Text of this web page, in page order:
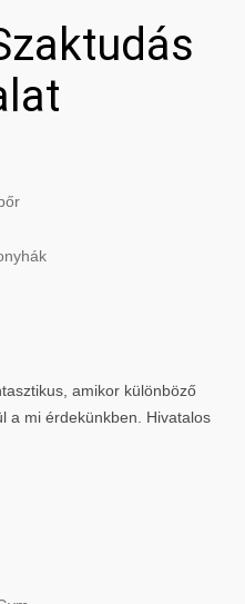
amikor különböző
a mi érdekünkben. Hivatalos